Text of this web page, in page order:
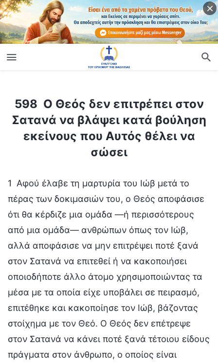
598 Ο Θεός δεν επιτρέπει στον
Σατανά να βλάψει κατά βούληση
εκείνους που Αυτός θέλει να
σώσει
1 Αφού έλαβε τη μαρτυρία του Ιώβ μετά το
πέρας των δοκιμασιών του, ο Θεός αποφάσισε
ότι θα κέρδιζε μια ομάδα —ή περισσότερους
από μια ομάδα— ανθρώπων όπως τον Ιώβ,
αλλά αποφάσισε να μην επιτρέψει ποτέ ξανά
στον Σατανά να επιτεθεί ή να κακοποιήσει
οποιοδήποτε άλλο άτομο χρησιμοποιώντας τα
μέσα με τα οποία είχε υποβάλει σε πειρασμό,
επιτέθηκε και κακοποίησε τον Ιώβ, βάζοντας
στοίχημα με τον Θεό. Ο Θεός δεν επέτρεψε
στον Σατανά να κάνει ποτέ ξανά τέτοιου είδους
πράγματα στον άνθρωπο, ο οποίος είναι